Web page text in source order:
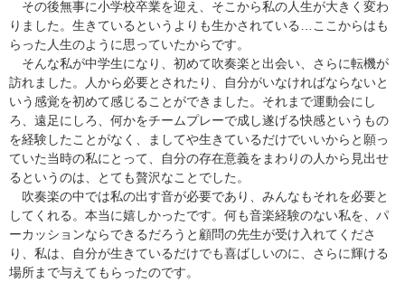
その後無事に小学校卒業を迎え、そこから私の人生が大きく変わ
りました。生きているというよりも生かされている…ここからはも
らった人生のように思っていたからです。
そんな私が中学生になり、初めて吹奏楽と出会い、さらに転機が
訪れました。人から必要とされたり、自分がいなければならないと
いう感覚を初めて感じることができました。それまで運動会にし
ろ、遠足にしろ、何かをチームプレーで成し遂げる快感というもの
を経験したことがなく、ましてや生きているだけでいいからと願っ
ていた当時の私にとって、自分の存在意義をまわりの人から見出せ
るというのは、とても贅沢なことでした。
吹奏楽の中では私の出す音が必要であり、みんなもそれを必要と
してくれる。本当に嬉しかったです。何も音楽経験のない私を、パ
ーカッションならできるだろうと顧問の先生が受け入れてくださ
り、私は、自分が生きているだけでも喜ばしいのに、さらに輝ける
場所まで与えてもらったのです。